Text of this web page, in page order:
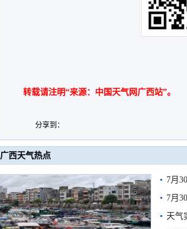
转载请注明“来源：中国天气网广西站”。
分享到：
广西天气热点
7月
7月
天气